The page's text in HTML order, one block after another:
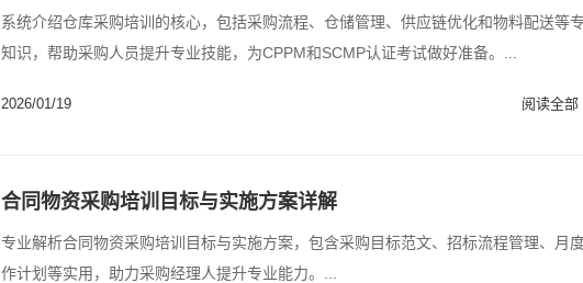
系统介绍仓库采购培训的核心，包括采购流程、仓储管理、供应链优化和物料配送等
知识，帮助采购人员提升专业技能，为CPPM和SCMP认证考试做好准备。...
2026/01/19 阅读全部
合同物资采购培训目标与实施方案详解
专业解析合同物资采购培训目标与实施方案，包含采购目标范文、招标流程管理、月
作计划等实用，助力采购经理人提升专业能力。...